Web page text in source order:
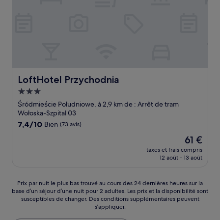
LoftHotel Przychodnia
LoftHotel Przychodnia
Hébergement
3.0 étoiles
Śródmieście Południowe, à 2,9 km de : Arrêt de tram
Wołoska-Szpital 03
7.4
7,4/10 Bien (73 avis)
Le
nouveau
prix
61 €
61 €
taxes et frais compris
12 août - 13 août
Prix
par
nuit
Prix par nuit le plus bas trouvé au cours des 24 dernières heures sur la
base d’un séjour d’une nuit pour 2 adultes. Les prix et la disponibilité sont
susceptibles de changer. Des conditions supplémentaires peuvent
s’appliquer.